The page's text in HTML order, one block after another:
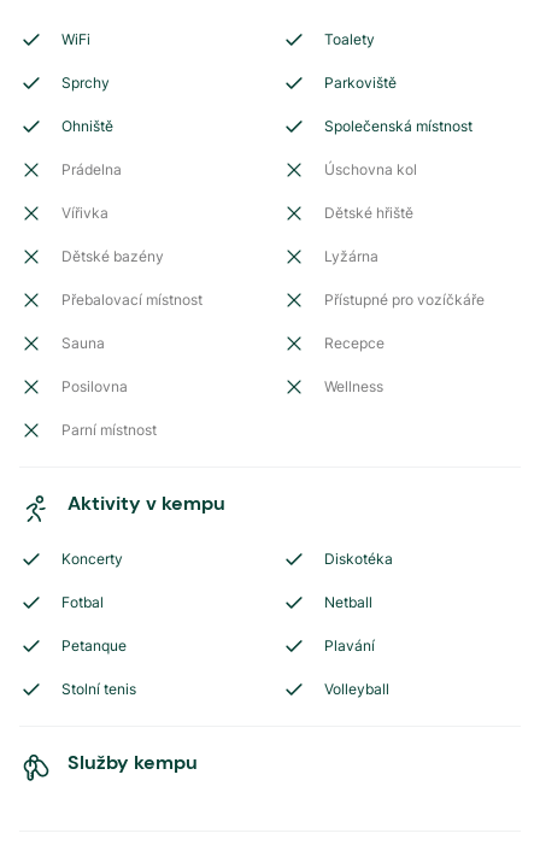
WiFi Toalety
Sprchy Parkoviště
Ohniště Společenská místnost
Prádelna Úschovna kol
Vířivka Dětské hřiště
Dětské bazény Lyžárna
Přebalovací místnost Přístupné pro vozíčkáře
Sauna Recepce
Posilovna Wellness
Parní místnost
Aktivity v kempu
Koncerty Diskotéka
Fotbal Netball
Petanque Plavání
Stolní tenis Volleyball
Služby kempu